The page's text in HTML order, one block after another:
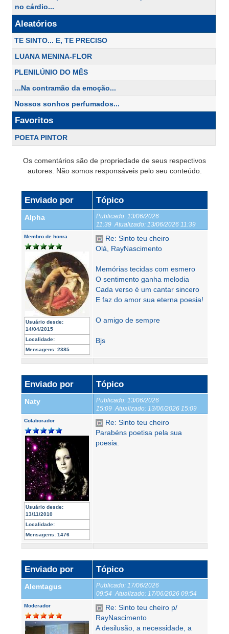
no cárdio...
Aleatórios
TE SINTO... E, TE PRECISO
LUANA MENINA-FLOR
PLENILÚNIO DO MÊS
...Na contramão da emoção...
Nossos sonhos perfumados...
Favoritos
POETA PINTOR
Os comentários são de propriedade de seus respectivos
autores. Não somos responsáveis pelo seu conteúdo.
Enviado por Tópico
Alpha Publicado: 13/06/2026
11:39 Atualizado: 13/06/2026 11:39
Membro de honra
Usuário desde:
14/04/2015
Localidade:
Mensagens: 2385
Re: Sinto teu cheiro
Olá, RayNascimento
Memórias tecidas com esmero
O sentimento ganha melodia
Cada verso é um cantar sincero
E faz do amor sua eterna poesia!
O amigo de sempre
Bjs
Enviado por Tópico
Naty Publicado: 13/06/2026
15:09 Atualizado: 13/06/2026 15:09
Colaborador
Usuário desde:
13/11/2010
Localidade:
Mensagens: 1476
Re: Sinto teu cheiro
Parabéns poetisa pela sua
poesia.
Enviado por Tópico
Alemtagus Publicado: 17/06/2026
09:54 Atualizado: 17/06/2026 09:54
Moderador
Re: Sinto teu cheiro p/
RayNascimento
A desilusão, a necessidade, a